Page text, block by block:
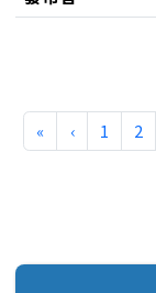
«第一頁
‹上一頁
1 2
左邊區域內容